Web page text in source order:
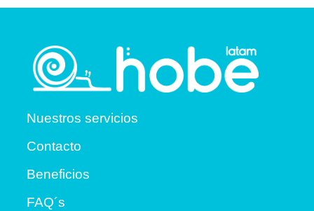
Nuestros servicios
Contacto
Beneficios
FAQ´s